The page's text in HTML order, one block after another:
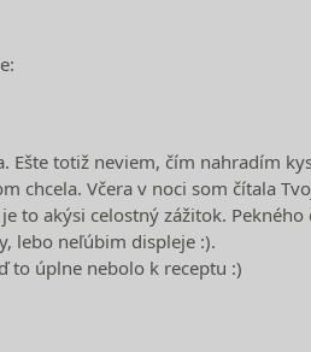
Ešte totiž neviem, čím nahradím
chcela. Včera v noci som čítala
to akýsi celostný zážitok.
lebo neľúbim displeje :).
to úplne nebolo k receptu :)